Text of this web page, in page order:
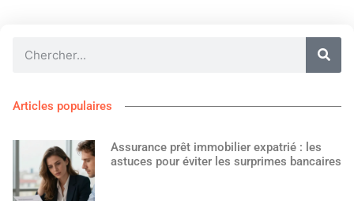
Articles populaires
Assurance prêt immobilier expatrié : les
astuces pour éviter les surprimes bancaires